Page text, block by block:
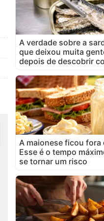
A verdade sobre a
que deixou muita
depois de descobrir
A maionese ficou fora
Esse é o tempo
se tornar um risco